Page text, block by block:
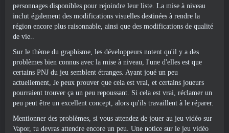
personnages disponibles pour rejoindre leur liste. La mise à niveau
inclut également des modifications visuelles destinées à rendre la
région encore plus raisonnable, ainsi que des modifications de qualité
de vie..
Sur le thème du graphisme, les développeurs notent qu'il y a des
problèmes bien connus avec la mise à niveau, l'une d'elles est que
certains PNJ du jeu semblent étranges. Ayant joué un peu
actuellement, Je peux prouver que cela est vrai, et certains joueurs
pourraient trouver ça un peu repoussant. Si cela est vrai, réclamer un
peu peut être un excellent concept, alors qu'ils travaillent à le réparer.
Mentionner des problèmes, si vous attendez de jouer au jeu vidéo sur
Vapor, tu devras attendre encore un peu. Une notice sur le jeu vidéo